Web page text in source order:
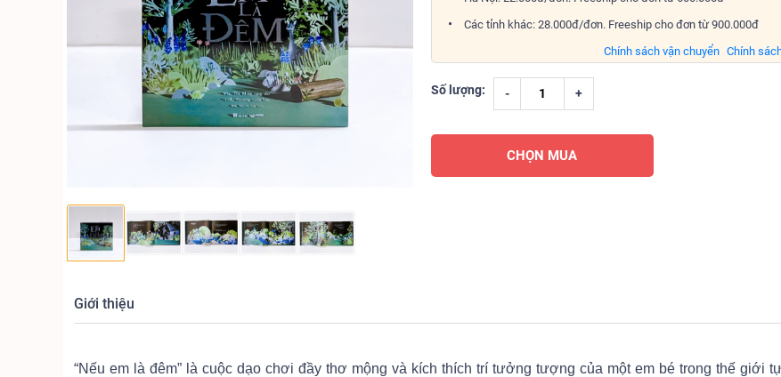
Các tỉnh khác: 28.000đ/đơn. Freeship cho đơn từ 900.000đ
Chính
Chính sách vận chuyển
Số lượng: - +
CHỌN MUA
Giới thiệu
“Nếu em là đêm” là cuộc dạo chơi đầy thơ mộng và kích thích trí tưởng tượng của một em bé trong thế giới